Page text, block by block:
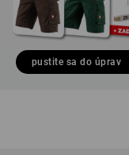
pustite sa do úprav